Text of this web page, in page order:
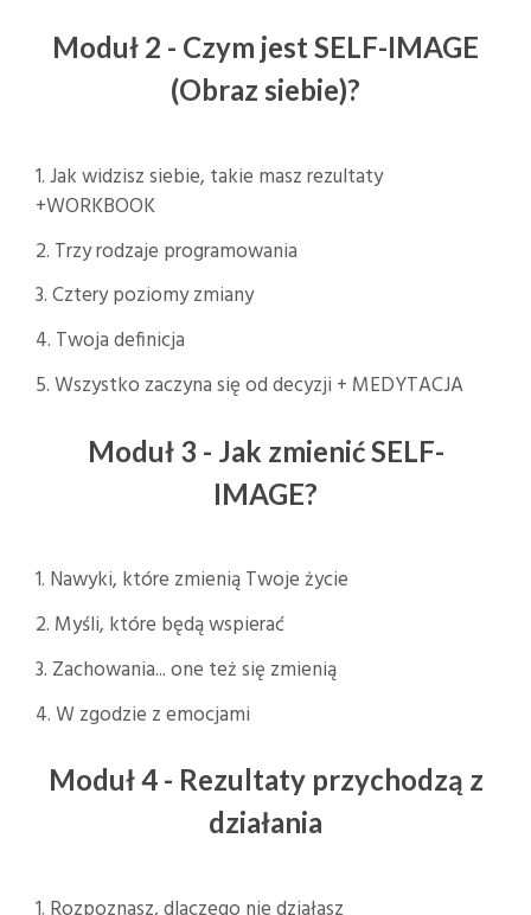
Moduł 2 - Czym jest SELF-IMAGE
(Obraz siebie)?
1. Jak widzisz siebie, takie masz rezultaty
+WORKBOOK
2. Trzy rodzaje programowania
3. Cztery poziomy zmiany
4. Twoja definicja
5. Wszystko zaczyna się od decyzji + MEDYTACJA
Moduł 3 - Jak zmienić SELF-
IMAGE?
1. Nawyki, które zmienią Twoje życie
2. Myśli, które będą wspierać
3. Zachowania... one też się zmienią
4. W zgodzie z emocjami
Moduł 4 - Rezultaty przychodzą z
działania